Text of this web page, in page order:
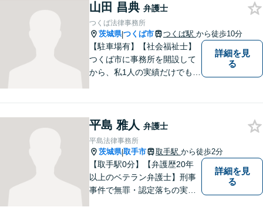
山田 昌典 弁護士
つくば法律事務所
茨城県|つくば市 つくば駅 から徒歩10分
【駐車場有】【社会福祉士】
つくば市に事務所を開設して
から、私1人の実績だけでも、
もっと身近に、相談をもっと
気軽に」を心がけております
ので、お気軽にご相談くださ
い。
詳細を見
る
平島 雅人 弁護士
平島法律事務所
茨城県|取手市 取手駅 から徒歩2分
【取手駅0分】【弁護歴20年
以上のベテラン弁護士】刑事
事件で無罪・認定落ちの実績
詳細を見
る